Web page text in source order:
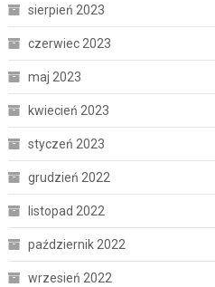
sierpień 2023
czerwiec 2023
maj 2023
kwiecień 2023
styczeń 2023
grudzień 2022
listopad 2022
październik 2022
wrzesień 2022